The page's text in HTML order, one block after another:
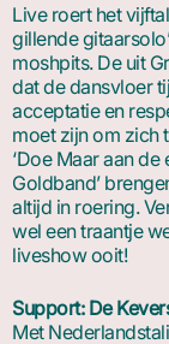
Live roert het
gillende
moshpits. De uit
dat de dansvloer
acceptatie en
moet zijn om zich
‘Doe Maar aan de
Goldband’
altijd in roering.
wel een traantje
liveshow ooit!
Support: De
Met